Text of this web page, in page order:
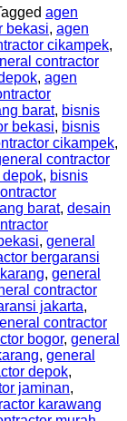
agen
bekasi, agen
cikampek,
contractor
, agen
barat, bisnis
bekasi, bisnis
cikampek,
contractor
depok, bisnis
barat, desain
, general
bergaransi
, general
contractor
jakarta,
contractor
bogor, general
, general
depok,
jaminan,
karawang